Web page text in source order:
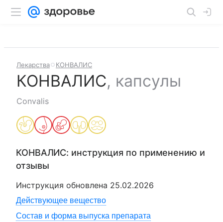
Лекарства КОНВАЛИС
КОНВАЛИС, капсулы
Convalis
КОНВАЛИС: инструкция по применению и
отзывы
Инструкция обновлена 25.02.2026
Действующее вещество
Состав и форма выпуска препарата